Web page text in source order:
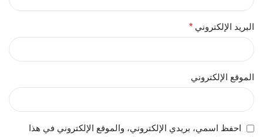
البريد الإلكتروني *
الموقع الإلكتروني
احفظ اسمي، بريدي الإلكتروني، والموقع الإلكتروني في هذا